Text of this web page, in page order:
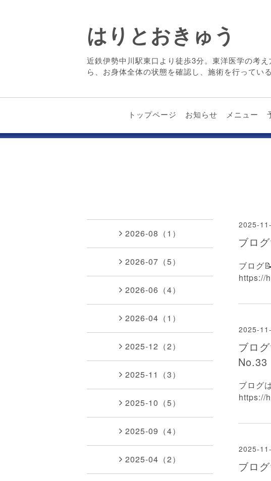
はりとおきゅう
近鉄伊勢中川駅東口より徒歩3分。東洋医学の考
ら、お身体全体の状態を確認し、施術を行ってい
トップページ お知らせ メニュー
2025-
ブロ
ブログ
https://
2025-
ブロ
No.33
ブログ
https://
2025-
ブロ
2026-08（1）
2026-07（5）
2026-06（4）
2026-04（1）
2025-12（2）
2025-11（3）
2025-10（5）
2025-09（4）
2025-04（2）